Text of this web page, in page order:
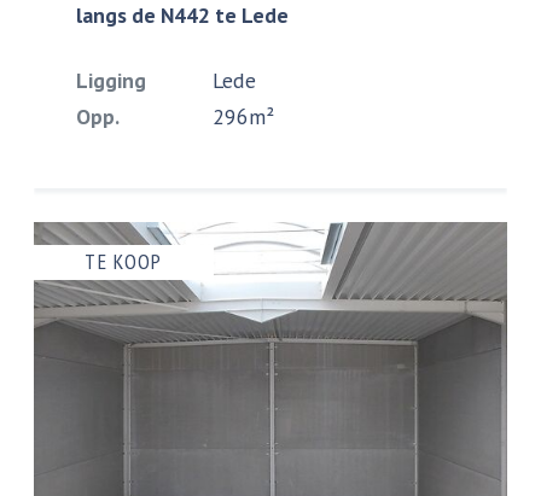
langs de N442 te Lede
Ligging
Lede
Opp.
296m²
TE KOOP